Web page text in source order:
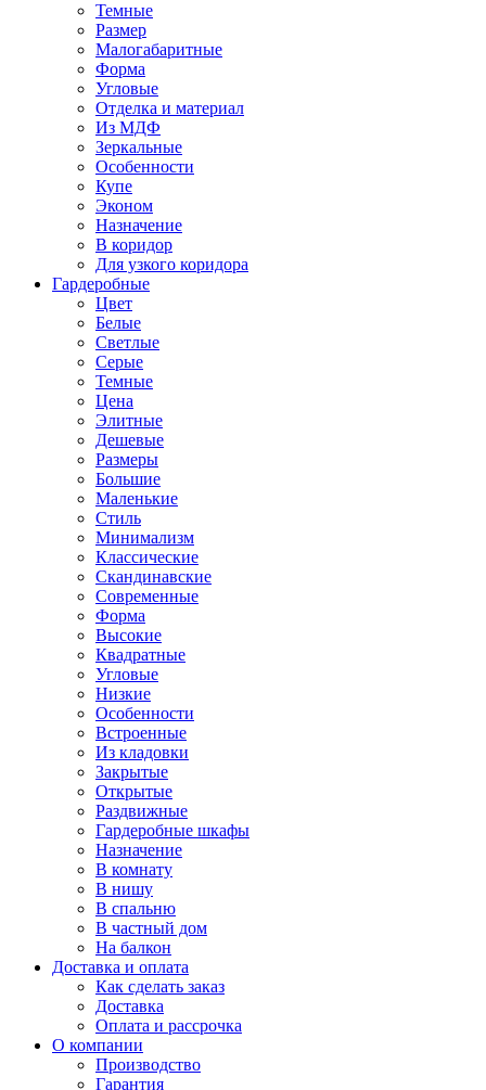
Темные
Размер
Малогабаритные
Форма
Угловые
Отделка и материал
Из МДФ
Зеркальные
Особенности
Купе
Эконом
Назначение
В коридор
Для узкого коридора
Гардеробные
Цвет
Белые
Светлые
Серые
Темные
Цена
Элитные
Дешевые
Размеры
Большие
Маленькие
Стиль
Минимализм
Классические
Скандинавские
Современные
Форма
Высокие
Квадратные
Угловые
Низкие
Особенности
Встроенные
Из кладовки
Закрытые
Открытые
Раздвижные
Гардеробные шкафы
Назначение
В комнату
В нишу
В спальню
В частный дом
На балкон
Доставка и оплата
Как сделать заказ
Доставка
Оплата и рассрочка
О компании
Производство
Гарантия